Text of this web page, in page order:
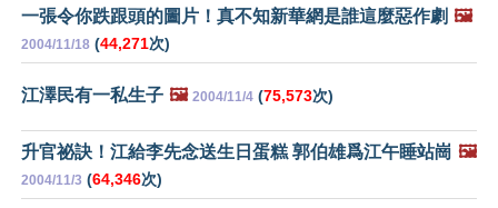
一張令你跌跟頭的圖片！真不知新華網是誰這麼惡作劇 🖼️
2004/11/18 (44,271次)
江澤民有一私生子 🖼️ 2004/11/4 (75,573次)
升官祕訣！江給李先念送生日蛋糕 郭伯雄爲江午睡站崗 🖼️
2004/11/3 (64,346次)